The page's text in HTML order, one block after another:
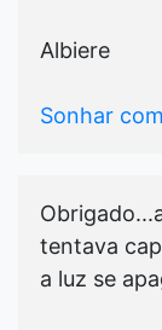
Albiere
Sonhar
tentava
a luz se